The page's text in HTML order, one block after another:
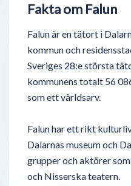
Fakta om Falun
Falun är en tätort i
kommun och
Sveriges 28:e största
kommunens totalt 56
som ett världsarv.
Falun har ett rikt
Dalarnas museum och
grupper och aktörer
och Nisserska teatern.